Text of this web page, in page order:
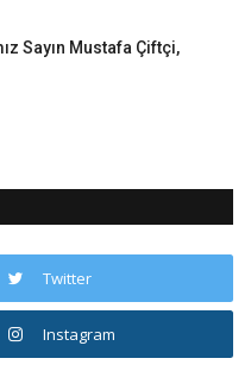
Sayın Mustafa Çiftçi,
Twitter
Instagram